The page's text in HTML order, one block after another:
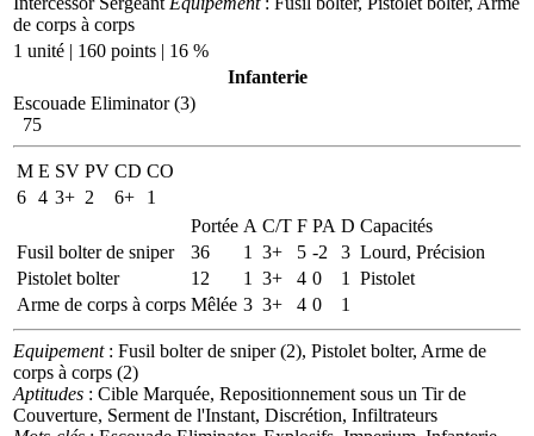
de corps à corps
1 unité | 160 points | 16 %
Infanterie
Escouade Eliminator (3)
75
M E SV PV CD CO
6 4 3+ 2 6+
1
Portée A C/T F PA D Capacités
Fusil bolter de sniper
36 1 3+ 5 -2 3 Lourd, Précision
Pistolet bolter
12 1 3+ 4 0 1
Pistolet
Arme de corps à corps Mêlée 3 3+ 4 0 1
Equipement: Fusil bolter de sniper (2), Pistolet bolter, Arme de
corps à corps (2)
Aptitudes : Cible Marquée, Repositionnement sous un Tir de
Couverture, Serment de l'Instant, Discrétion, Infiltrateurs